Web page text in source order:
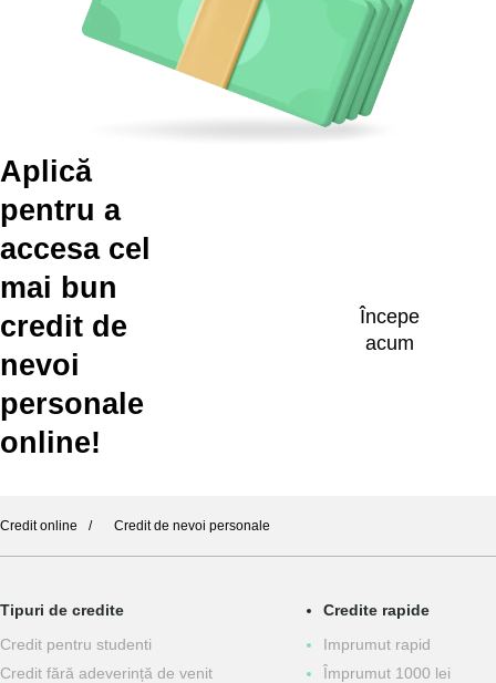
Aplică
pentru a
accesa cel
mai bun
credit de
nevoi
personale
online!
Începe
acum
Credit online Credit de nevoi personale
Tipuri de credite
Сredit pentru studenti
Credit fără adeverință de venit
Credite rapide
Imprumut rapid
Împrumut 1000 lei